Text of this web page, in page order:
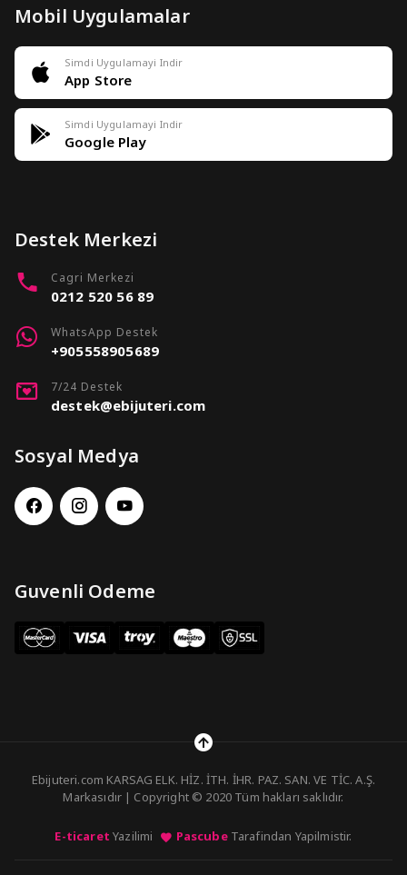
Mobil Uygulamalar
Simdi Uygulamayi Indir
App Store
Simdi Uygulamayi Indir
Google Play
Destek Merkezi
Cagri Merkezi
0212 520 56 89
WhatsApp Destek
+905558905689
7/24 Destek
destek@ebijuteri.com
Sosyal Medya
Guvenli Odeme
Ebijuteri.com KARSAG ELK. HİZ. İTH. İHR. PAZ. SAN. VE TİC. A.Ş.
Markasıdır | Copyright © 2020 Tüm hakları saklıdır.
E-ticaret Yazilimi PascubeTarafindan Yapilmistir.